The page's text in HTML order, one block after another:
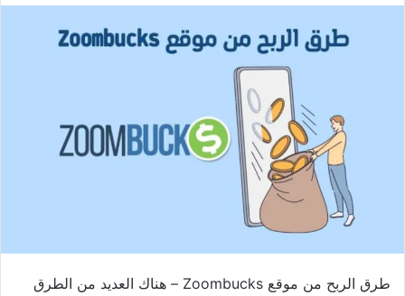
طرق الربح من موقع Zoombucks – هناك العديد من الطرق